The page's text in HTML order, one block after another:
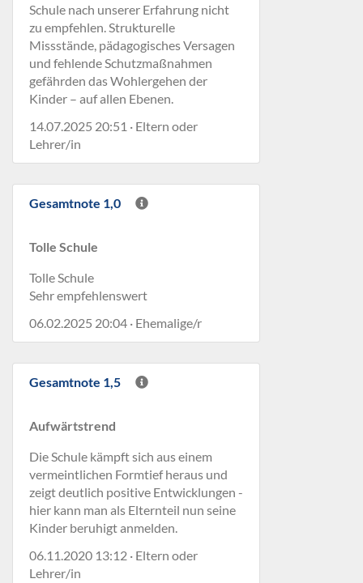
Schule nach unserer Erfahrung nicht
zu empfehlen. Strukturelle
Missstände, pädagogisches Versagen
und fehlende Schutzmaßnahmen
gefährden das Wohlergehen der
Kinder – auf allen Ebenen.
14.07.2025 20:51 · Eltern oder
Lehrer/in
Gesamtnote 1,0
Tolle Schule
Tolle Schule
Sehr empfehlenswert
06.02.2025 20:04 · Ehemalige/r
Gesamtnote 1,5
Aufwärtstrend
Die Schule kämpft sich aus einem
vermeintlichen Formtief heraus und
zeigt deutlich positive Entwicklungen -
hier kann man als Elternteil nun seine
Kinder beruhigt anmelden.
06.11.2020 13:12 · Eltern oder
Lehrer/in